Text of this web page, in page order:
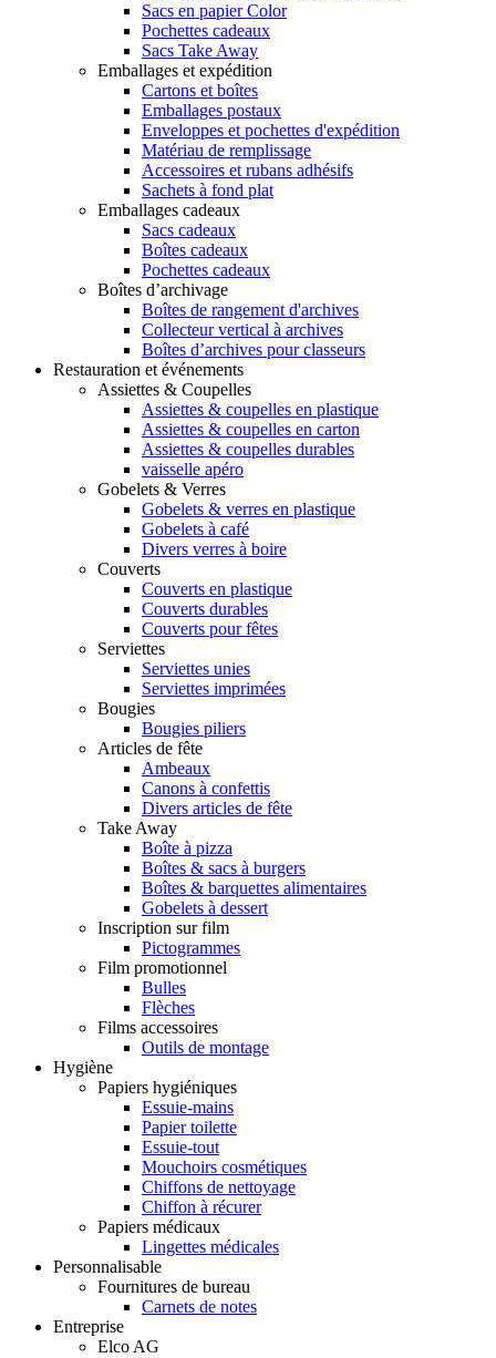
Sacs en papier Color
Pochettes cadeaux
Sacs Take Away
Emballages et expédition
Cartons et boîtes
Emballages postaux
Enveloppes et pochettes d'expédition
Matériau de remplissage
Accessoires et rubans adhésifs
Sachets à fond plat
Emballages cadeaux
Sacs cadeaux
Boîtes cadeaux
Pochettes cadeaux
Boîtes d’archivage
Boîtes de rangement d'archives
Collecteur vertical à archives
Boîtes d’archives pour classeurs
Restauration et événements
Assiettes & Coupelles
Assiettes & coupelles en plastique
Assiettes & coupelles en carton
Assiettes & coupelles durables
vaisselle apéro
Gobelets & Verres
Gobelets & verres en plastique
Gobelets à café
Divers verres à boire
Couverts
Couverts en plastique
Couverts durables
Couverts pour fêtes
Serviettes
Serviettes unies
Serviettes imprimées
Bougies
Bougies piliers
Articles de fête
Ambeaux
Canons à confettis
Divers articles de fête
Take Away
Boîte à pizza
Boîtes & sacs à burgers
Boîtes & barquettes alimentaires
Gobelets à dessert
Inscription sur film
Pictogrammes
Film promotionnel
Bulles
Flèches
Films accessoires
Outils de montage
Hygiène
Papiers hygiéniques
Essuie-mains
Papier toilette
Essuie-tout
Mouchoirs cosmétiques
Chiffons de nettoyage
Chiffon à récurer
Papiers médicaux
Lingettes médicales
Personnalisable
Fournitures de bureau
Carnets de notes
Entreprise
Elco AG